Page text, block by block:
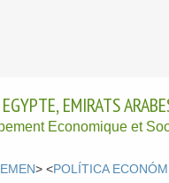
EMIRATS
Economique et
> <POLÍTICA